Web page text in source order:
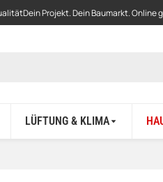
Dein Projekt. Dein Baumarkt. Online
LÜFTUNG & KLIMA